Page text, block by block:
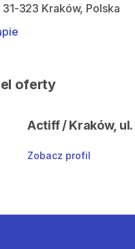
31-323 Kraków, Polska
oferty
Actiff / Kraków, ul.
Zobacz profil